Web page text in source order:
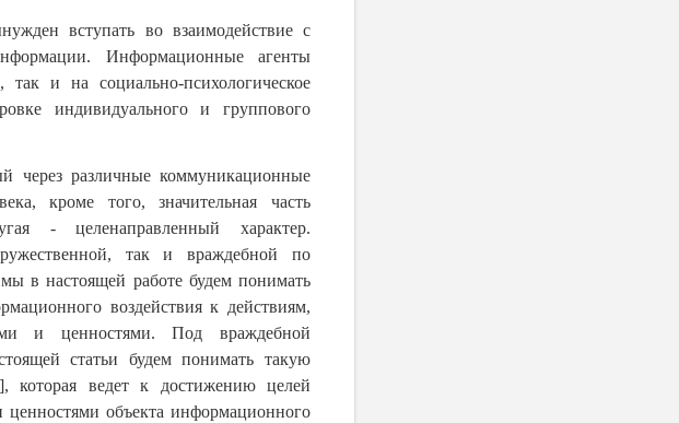
вступать во взаимодействие с
Информационные агенты
так и на социально-психологическое
индивидуального и группового
через различные коммуникационные
кроме того, значительная часть
- целенаправленный характер.
так и враждебной по
в настоящей работе будем понимать
воздействия к действиям,
и ценностями. Под враждебной
статьи будем понимать такую
которая ведет к достижению целей
ценностями объекта информационного